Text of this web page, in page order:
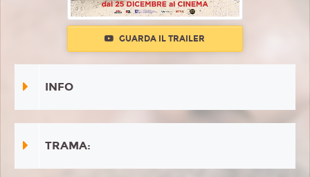
GUARDA IL TRAILER
INFO
TRAMA: